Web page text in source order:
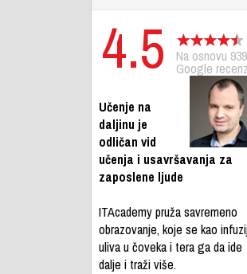
4.5 Na osnovu 939
Google
Učenje na
daljinu je
odličan vid
učenja i usavršavanja za
zaposlene ljude
ITAcademy pruža savremeno
obrazovanje, koje se kao
uliva u čoveka i tera ga da ide
dalje i traži više.